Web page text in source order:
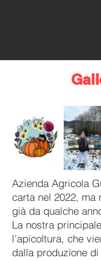
Azienda Agricola
carta nel 2022, ma
già da qualche
La nostra
l’apicoltura, che
dalla produzione